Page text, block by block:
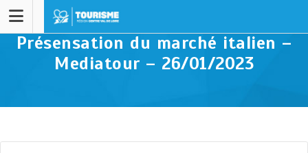
Présensation du marché italien –
Mediatour – 26/01/2023